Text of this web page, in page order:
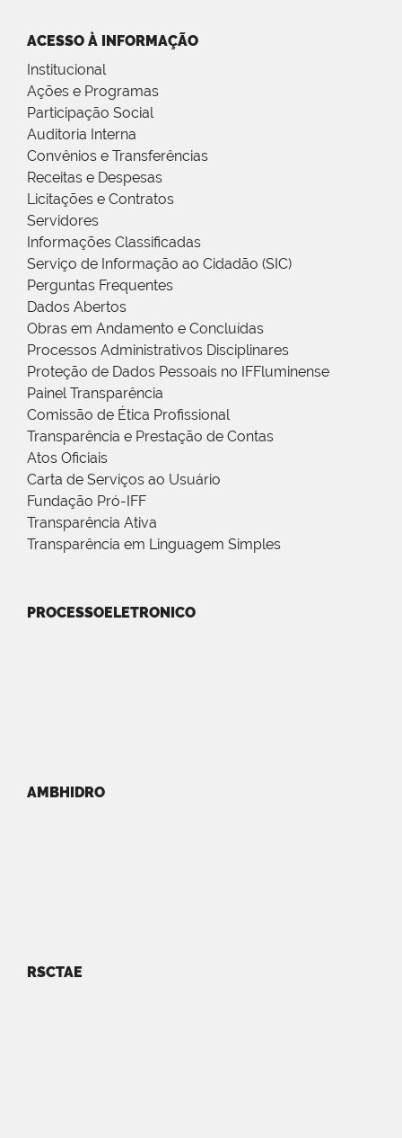
ACESSO À INFORMAÇÃO
Institucional
Ações e Programas
Participação Social
Auditoria Interna
Convênios e Transferências
Receitas e Despesas
Licitações e Contratos
Servidores
Informações Classificadas
Serviço de Informação ao Cidadão (SIC)
Perguntas Frequentes
Dados Abertos
Obras em Andamento e Concluídas
Processos Administrativos Disciplinares
Proteção de Dados Pessoais no IFFluminense
Painel Transparência
Comissão de Ética Profissional
Transparência e Prestação de Contas
Atos Oficiais
Carta de Serviços ao Usuário
Fundação Pró-IFF
Transparência Ativa
Transparência em Linguagem Simples
PROCESSOELETRONICO
AMBHIDRO
RSCTAE